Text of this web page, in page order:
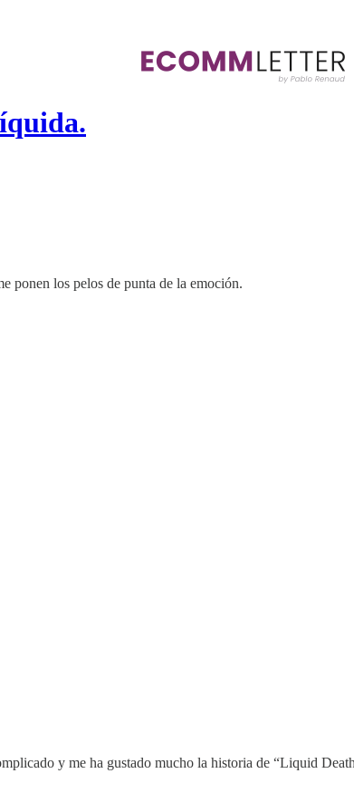
ponen los pelos de punta de la emoción.
y me ha gustado mucho la historia de “Liquid